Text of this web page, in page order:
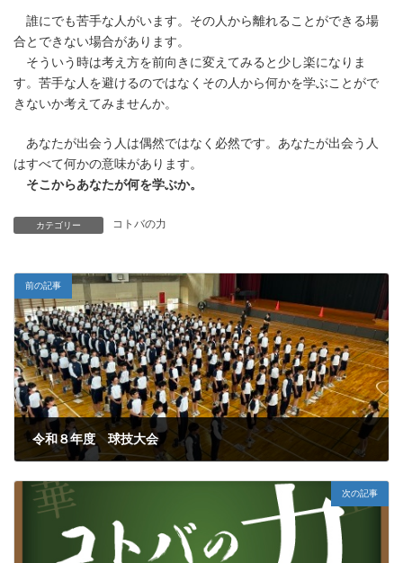
誰にでも苦手な人がいます。その人から離れることができる場
合とできない場合があります。
そういう時は考え方を前向きに変えてみると少し楽になりま
す。苦手な人を避けるのではなくその人から何かを学ぶことがで
きないか考えてみませんか。
あなたが出会う人は偶然ではなく必然です。あなたが出会う人
はすべて何かの意味があります。
そこからあなたが何を学ぶか。
カテゴリー コトバの力
前の記事
令和８年度 球技大会
次の記事